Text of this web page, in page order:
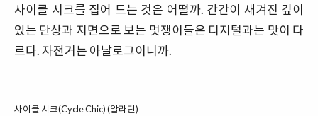
사이클 시크를 집어 드는 것은 어떨까. 간간이 새겨진 깊이
있는 단상과 지면으로 보는 멋쟁이들은 디지털과는 맛이 다
르다. 자전거는 아날로그이니까.
사이클 시크(Cycle Chic)(알라딘)